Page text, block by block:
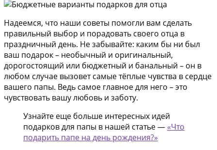
Надеемся, что наши советы помогли вам сделать
правильный выбор и порадовать своего отца в
праздничный день. Не забывайте: каким бы ни был
ваш подарок – необычный и оригинальный,
дорогостоящий или бюджетный и банальный – он в
любом случае вызовет самые тёплые чувства в сердце
вашего папы. Ведь самое главное для него – это
чувствовать вашу любовь и заботу.
Узнайте еще больше интересных идей
подарков для папы в нашей статье — «Что
подарить папе на день рождения?»